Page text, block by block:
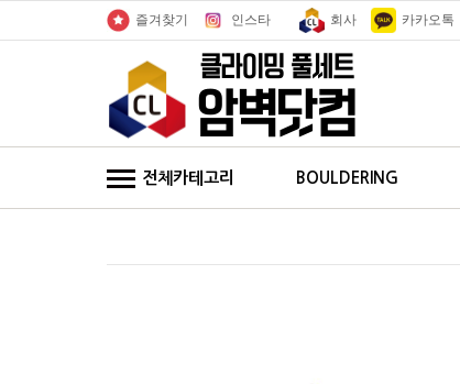
즐겨찾기 인스타 카카오톡
회사
전체카테고리 BOULDERING